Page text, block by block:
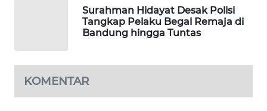
Surahman Hidayat Desak Polisi
Tangkap Pelaku Begal Remaja di
Bandung hingga Tuntas
KOMENTAR
WAHANA
Wahana